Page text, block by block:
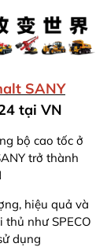
SANY
tại VN
bộ cao tốc ở
trở thành
hiệu quả và
như SPECO
dụng